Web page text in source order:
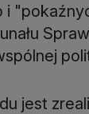
i
jest